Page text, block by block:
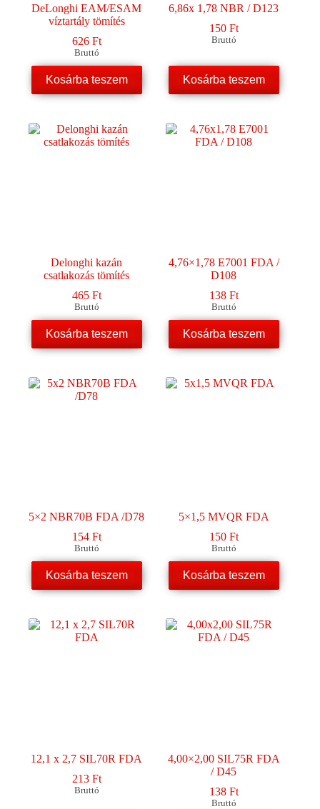
DeLonghi EAM/ESAM
víztartály tömítés
626 Ft
Bruttó
Kosárba teszem
6,86x 1,78 NBR / D123
150 Ft
Bruttó
Kosárba teszem
Delonghi kazán
csatlakozás tömítés
465 Ft
Bruttó
Kosárba teszem
4,76×1,78 E7001 FDA /
D108
138 Ft
Bruttó
Kosárba teszem
5×2 NBR70B FDA /D78
154 Ft
Bruttó
Kosárba teszem
5×1,5 MVQR FDA
150 Ft
Bruttó
Kosárba teszem
12,1 x 2,7 SIL70R FDA
213 Ft
Bruttó
4,00×2,00 SIL75R FDA
/ D45
138 Ft
Bruttó